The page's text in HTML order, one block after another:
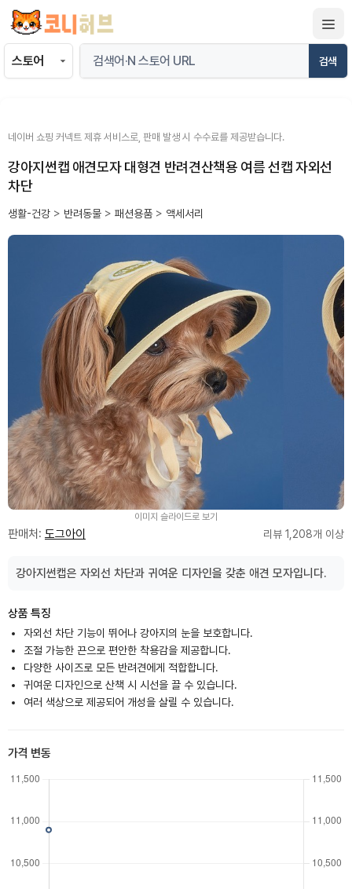
츠
검색
네이버 쇼핑 커넥트 제휴 서비스로, 판매 발생 시 수수료를 제공받습니다.
강아지썬캡 애견모자 대형견 반려견산책용 여름 선캡 자외선
차단
생활-건강 > 반려동물 > 패션용품 > 액세서리
이미지 슬라이드로 보기
판매처: 도그아이 리뷰 1,208개 이상
강아지썬캡은 자외선 차단과 귀여운 디자인을 갖춘 애견 모자입니다.
상품 특징
자외선 차단 기능이 뛰어나 강아지의 눈을 보호합니다.
조절 가능한 끈으로 편안한 착용감을 제공합니다.
다양한 사이즈로 모든 반려견에게 적합합니다.
귀여운 디자인으로 산책 시 시선을 끌 수 있습니다.
여러 색상으로 제공되어 개성을 살릴 수 있습니다.
가격 변동